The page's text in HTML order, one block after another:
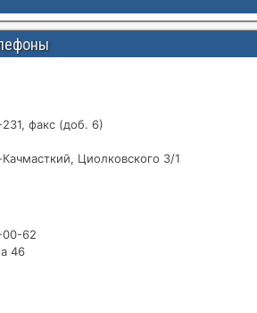
факс (доб. 6)
Циолковского 3/1
00-62
46